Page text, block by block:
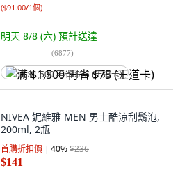
($91.00/1個)
明天 8/8 (六) 預計送達
(6877)
满 $1,500 再省 $75 (王道卡)
NIVEA 妮維雅 MEN 男士酷涼刮鬍泡,
200ml, 2瓶
首購折扣價 40%$236
$141